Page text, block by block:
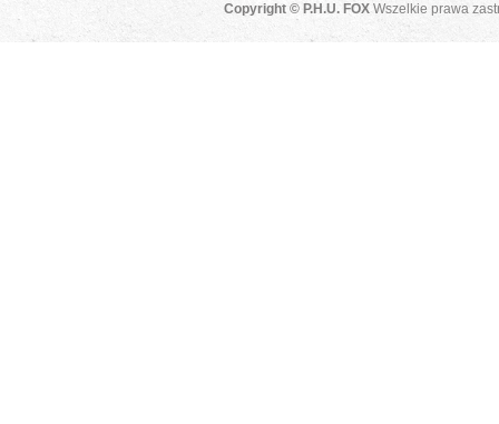
Copyright © P.H.U. FOX Wszelkie prawa